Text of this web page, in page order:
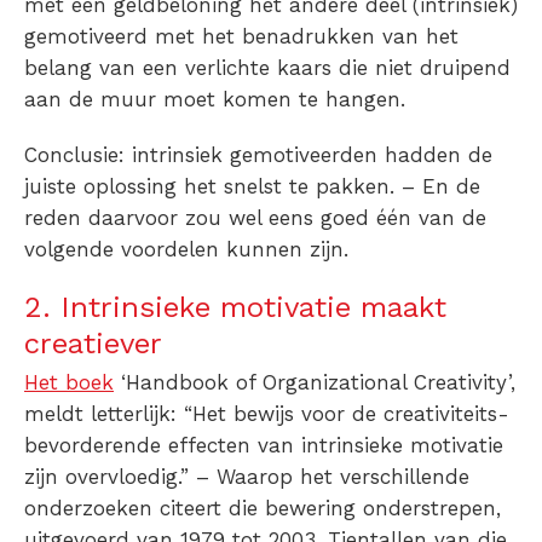
gemotiveerd met het benadrukken van het
belang van een verlichte kaars die niet druipend
aan de muur moet komen te hangen.
Conclusie: intrinsiek gemotiveerden hadden de
juiste oplossing het snelst te pakken. – En de
reden daarvoor zou wel eens goed één van de
volgende voordelen kunnen zijn.
2. Intrinsieke motivatie maakt
creatiever
Het boek ‘Handbook of Organizational Creativity’,
meldt letterlijk: “Het bewijs voor de creativiteits-
bevorderende effecten van intrinsieke motivatie
zijn overvloedig.” – Waarop het verschillende
onderzoeken citeert die bewering onderstrepen,